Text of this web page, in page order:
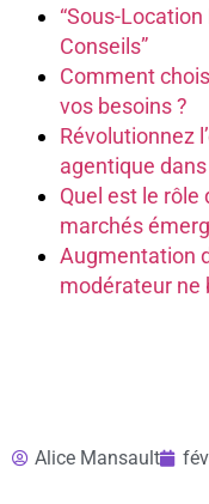
“Sous-
Conseils”
Comment
vos besoins ?
Révolutionnez
agentique dans
Quel est le rôle
marchés
Augmentation
modérateur ne
Alice Mansault